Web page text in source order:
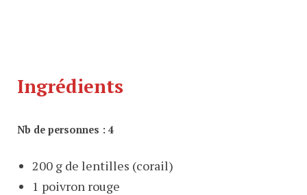
Ingrédients
Nb de personnes : 4
200 g de lentilles (corail)
1 poivron rouge